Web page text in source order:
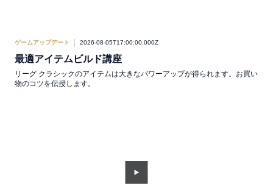
ゲームアップデート 2026-08-05T17:00:00.000Z
最適アイテムビルド講座
リーグ クラシックのアイテムは大きなパワーアップが得られます。お買い
物のコツを伝授します。